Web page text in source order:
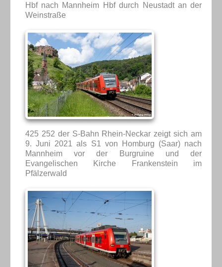
Hbf nach Mannheim Hbf durch Neustadt an der
Weinstraße
425 252 der S-Bahn Rhein-Neckar zeigt sich am
9. Juni 2021 als S1 von Homburg (Saar) nach
Mannheim vor der Burgruine und der
Evangelischen Kirche Frankenstein im
Pfälzerwald